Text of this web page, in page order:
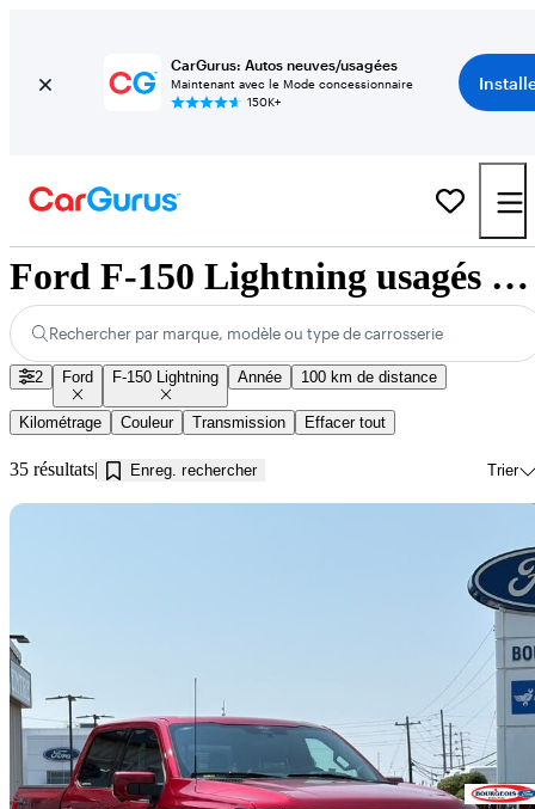
CarGurus: Autos neuves/usagées
Maintenant avec le Mode concessionnaire
150K+
Ford F-150 Lightning usagés à vendre près de Innisfil, ON
Rechercher par marque, modèle ou type de carrosserie
2 Ford F-150 Lightning Année 100 km de distance
Kilométrage Couleur Transmission Effacer tout
35 résultats Enreg. rechercher Trier